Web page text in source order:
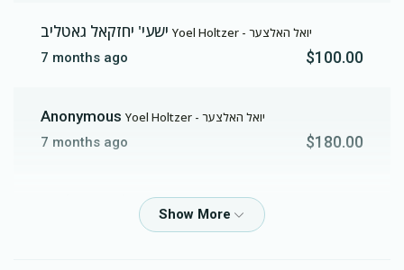
Yoel Holtzer - יואל האלצער
7 months ago
$100.00
Anonymous
Yoel Holtzer - יואל האלצער
7 months ago
$180.00
הערש מיילעך טייטלבוים